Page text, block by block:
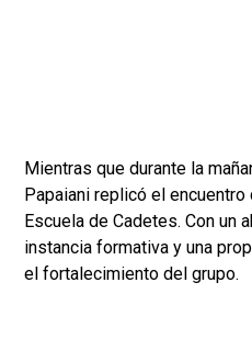
Mientras que durante la
Papaiani replicó el
Escuela de Cadetes. Con un
instancia formativa y una
el fortalecimiento del grupo.